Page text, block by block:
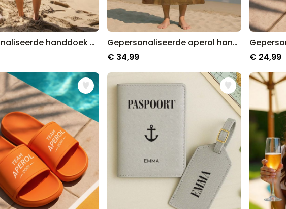
Gepersonaliseerde handdoek ansichtkaart
Gepersonaliseerde aperol handdoek met gezicht
€ 34,99
€ 24,99